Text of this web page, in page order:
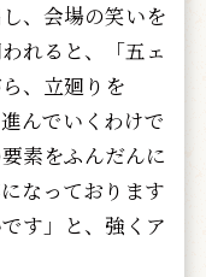
、会場の笑いを
れると、「五ェ
、立廻りを
んでいくわけで
素をふんだんに
なっております
す」と、強くア